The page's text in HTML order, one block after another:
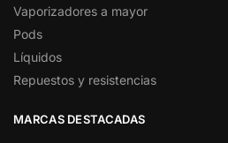
Vaporizadores a mayor
Pods
Líquidos
Repuestos y resistencias
MARCAS DESTACADAS